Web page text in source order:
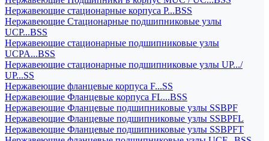
Нержавеющие стационарные корпуса P...BSS
Нержавеющие Стационарные подшипниковые узлы
UCP...BSS
Нержавеющие стационарные подшипниковые узлы
UCPA...BSS
Нержавеющие стационарные подшипниковые узлы UP.../
UP...SS
Нержавеющие фланцевые корпуса F...SS
Нержавеющие Фланцевые корпуса FL...BSS
Нержавеющие Фланцевые подшипниковые узлы SSBPF
Нержавеющие Фланцевые подшипниковые узлы SSBPFL
Нержавеющие Фланцевые подшипниковые узлы SSBPFT